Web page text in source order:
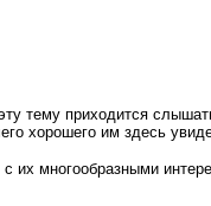
тему приходится
хорошего им здесь
их многообразными